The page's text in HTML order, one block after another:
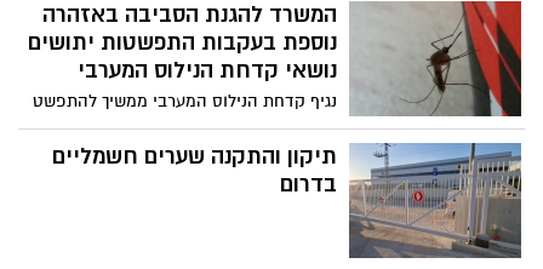
המשרד להגנת הסביבה באזהרה
נוספת בעקבות התפשטות יתושים
נושאי קדחת הנילוס המערבי
נגיף קדחת הנילוס המערבי ממשיך להתפשט
ברחבי הארץ. באזורינו אובחנו כבר 4 חולים
שסבלו מתסמיני הקדחת, אחד מהם נפטר
בבית החולים אסותא באשדוד. המשרד להגנת
תיקון והתקנה שערים חשמליים
בדרום